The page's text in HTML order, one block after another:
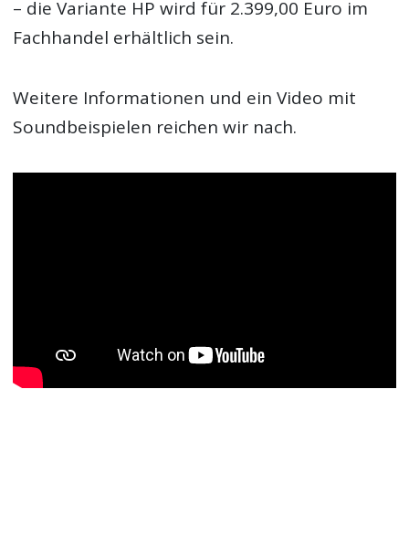
– die Variante HP wird für 2.399,00 Euro im
Fachhandel erhältlich sein.
Weitere Informationen und ein Video mit
Soundbeispielen reichen wir nach.